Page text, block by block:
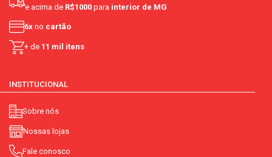
e acima de R$1000 para interior de MG
6x no cartão
+ de 11 mil itens
INSTITUCIONAL
Sobre nós
Nossas lojas
Fale conosco